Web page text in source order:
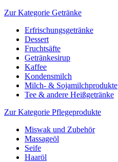
Zur Kategorie Getränke
Erfrischungsgetränke
Dessert
Fruchtsäfte
Getränkesirup
Kaffee
Kondensmilch
Milch- & Sojamilchprodukte
Tee & andere Heißgetränke
Zur Kategorie Pflegeprodukte
Miswak und Zubehör
Massageöl
Seife
Haaröl